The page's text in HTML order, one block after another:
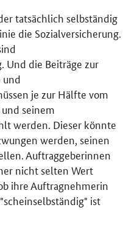
tatsächlich selbständig
die Sozialversicherung.
Und die Beiträge zur
und
je zur Hälfte vom
seinem
werden. Dieser könnte
werden, seinen
Auftraggeberinnen
nicht selten Wert
ihre Auftragnehmerin
ist